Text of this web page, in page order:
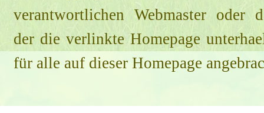
verantwortlichen Webmaster oder
der die verlinkte Homepage
für alle auf dieser Homepage